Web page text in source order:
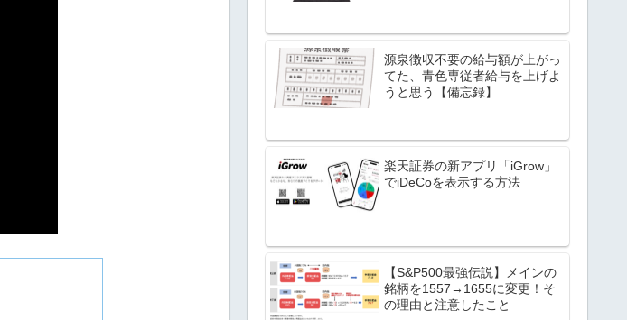
源泉徴収不要の給与額が上がっ
てた、青色専従者給与を上げよ
うと思う【備忘録】
楽天証券の新アプリ「iGrow」
でiDeCoを表示する方法
【S&P500最強伝説】メインの
銘柄を1557→1655に変更！そ
の理由と注意したこと